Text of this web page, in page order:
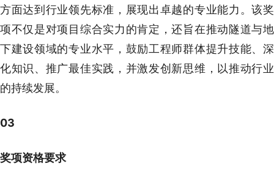
方面达到行业领先标准，展现出卓越的专业能力。该奖
项不仅是对项目综合实力的肯定，还旨在推动隧道与地
下建设领域的专业水平，鼓励工程师群体提升技能、深
化知识、推广最佳实践，并激发创新思维，以推动行业
的持续发展。
03
奖项资格要求